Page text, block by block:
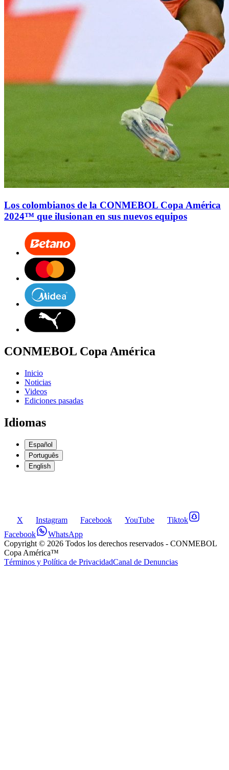
Los colombianos de la CONMEBOL Copa América
2024™ que ilusionan en sus nuevos equipos
CONMEBOL Copa América
Inicio
Noticias
Videos
Ediciones pasadas
Idiomas
Español
Português
English
X Instagram Facebook YouTube
Tiktok
Facebook
WhatsApp
Copyright © 2026 Todos los derechos reservados - CONMEBOL
Copa América™
Términos y Política de PrivacidadCanal de Denuncias